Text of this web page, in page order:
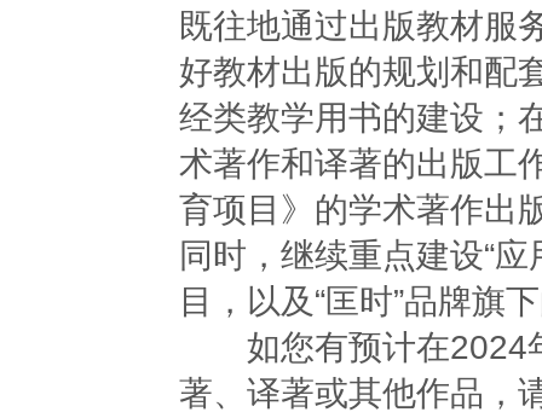
既往地通过出版教材服
好教材出版的规划和配
经类教学用书的建设；
术著作和译著的出版工
育项目》的学术著作出
同时，继续重点建设“
目，以及“匡时”品牌旗
如您有预计在2024
著、译著或其他作品，